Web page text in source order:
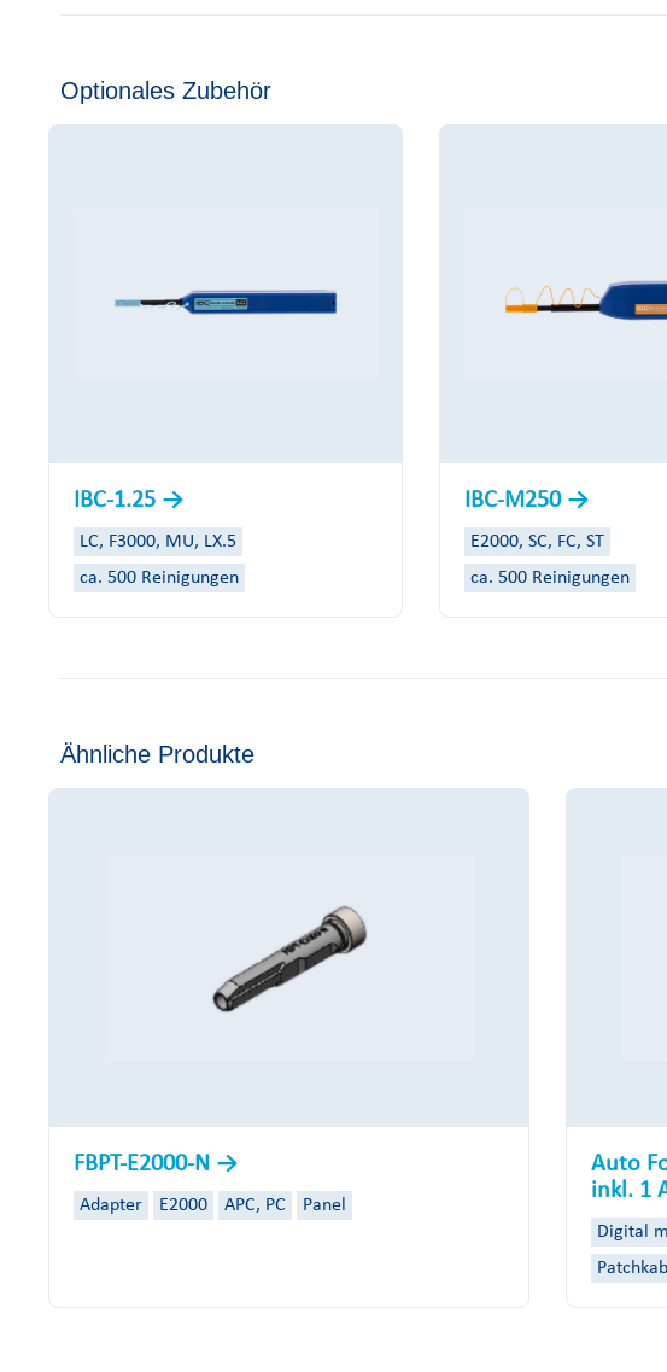
Optionales Zubehör
IBC-1.25
LC, F3000, MU, LX.5
ca. 500 Reinigungen
IBC-M250
E2000, SC, FC, ST
ca. 500 Reinigungen
Ähnliche Produkte
FBPT-E2000-N
Adapter E2000 APC, PC Panel
Auto
inkl. 1
Digital